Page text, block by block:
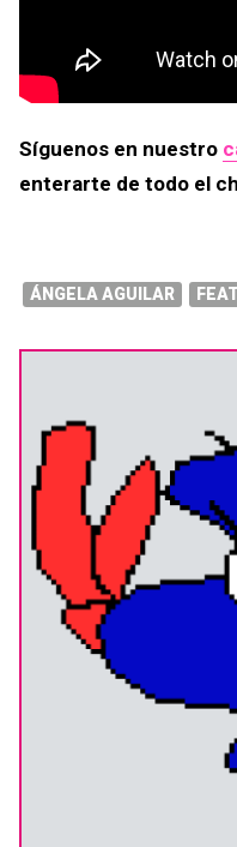
Síguenos en nuestro
enterarte de todo el
ÁNGELA AGUILAR